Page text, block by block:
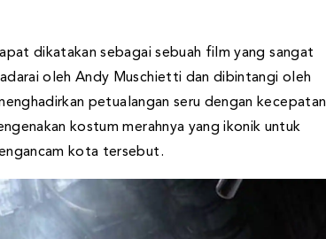
dikatakan sebagai sebuah film yang sangat
oleh Andy Muschietti dan dibintangi oleh
petualangan seru dengan kecepatan
kostum merahnya yang ikonik untuk
kota tersebut.